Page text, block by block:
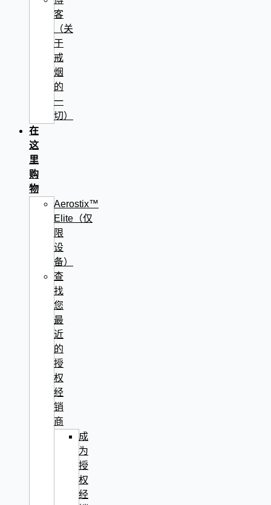
客
（关
于
戒
烟
的
一
切）
在
这
里
购
物
Aerostix™
Elite（仅
限
设
备）
查
找
您
最
近
的
授
权
经
销
商
成
为
授
权
经